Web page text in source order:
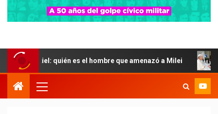
quién es el hombre que amenazó a Milei El